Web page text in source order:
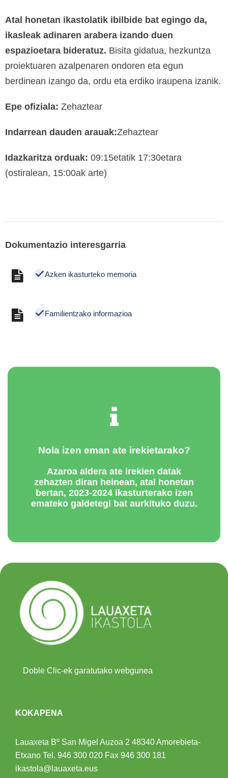
Atal honetan ikastolatik ibilbide bat egingo da,
ikasleak adinaren arabera izando duen
espazioetara bideratuz. Bisita gidatua, hezkuntza
proiektuaren azalpenaren ondoren eta egun
berdinean izango da, ordu eta erdiko iraupena izanik.
Epe ofiziala: Zehaztear
Indarrean dauden arauak:Zehaztear
Idazkaritza orduak: 09:15etatik 17:30etara
(ostiralean, 15:00ak arte)
Dokumentazio interesgarria
Azken ikasturteko memoria
Familientzako informazioa
Nola izen eman ate irekietarako?
Azaroa aldera ate irekien datak
zehazten diran heinean, atal honetan
bertan, 2023-2024 ikasturterako izen
emateko galdetegi bat aurkituko duzu.
Doble Clic-ek garatutako webgunea
KOKAPENA
Lauaxeta Bº San Migel Auzoa 2 48340 Amorebieta-
Etxano Tel. 946 300 020 Fax 946 300 181
ikastola@lauaxeta.eus